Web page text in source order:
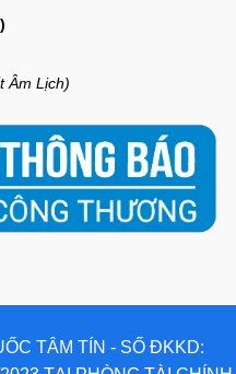
Âm Lịch)
TÂM TÍN - SỐ ĐKKD: